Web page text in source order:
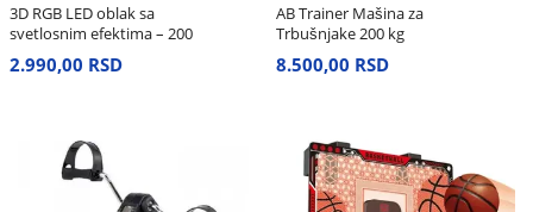
3D RGB LED oblak sa
svetlosnim efektima – 200
cm
2.990,00 RSD
AB Trainer Mašina za
Trbušnjake 200 kg
8.500,00 RSD